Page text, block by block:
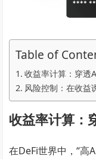
Table of
收益率计算：穿透
风险控制：在收益
收益率计算：
在DeFi世界中，“高